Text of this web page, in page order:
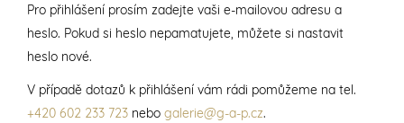
Pro přihlášení prosím zadejte vaši e-mailovou adresu a
heslo. Pokud si heslo nepamatujete, můžete si nastavit
heslo nové.
V případě dotazů k přihlášení vám rádi pomůžeme na tel.
+420 602 233 723 nebo galerie@g-a-p.cz.